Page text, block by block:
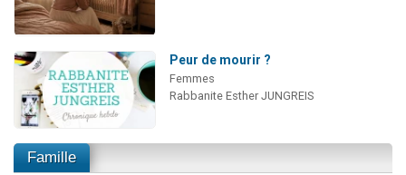
Peur de mourir ?
Femmes
Rabbanite Esther JUNGREIS
Famille